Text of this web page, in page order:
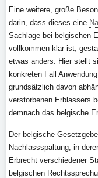
Eine weitere, große
darin, dass dieses eine
Sachlage bei belgischen
vollkommen klar ist,
etwas anders. Hier stellt
konkreten Fall
grundsätzlich davon
verstorbenen Erblassers
demnach das belgische
Der belgische
Nachlassspaltung, in
Erbrecht verschiedener
belgischen